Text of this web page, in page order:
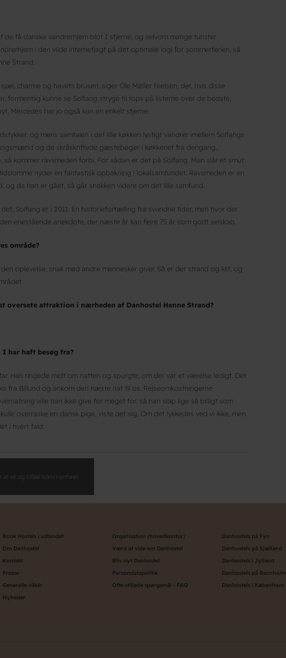
de få danske vandrerhjem blot 1 stjerne, og selvom mange turister
i den vilde internetjagt på det optimale logi for sommerferien, så
Strand.
charme og havets brusen, siger Ole Møller Nielsen, der, hvis disse
formentlig kunne se Solfang stryge til tops på listerne over de bedste,
Mercedes har jo også kun en enkelt stjerne.
og mens samtalen i det lille køkken lystigt vandrer imellem Solfangs
og de skråskriftede gæstebøger i køkkenet fra dengang,
så kommer ravsmeden forbi. For sådan er det på Solfang. Man slår et smut
nyder en fantastisk opbakning i lokalsamfundet. Ravsmeden er en
og da han er gået, så går snakken videre om det lille samfund.
Solfang er i 2011. En historiefortælling fra svundne tider, men hvor der
enestående anekdote, der næste år kan fejre 75 år som godt selskab.
område?
oplevelse, snak med andre mennesker giver. Så er der strand og klit, og
oversete attraktion i nærheden af Danhostel Henne Strand?
har haft besøg fra?
Han ringede midt om natten og spurgte, om der var et værelse ledigt. Det
fra Billund og ankom den næste nat til os. Rejseomkostningerne
ville han ikke give for meget for, så han slap lige så billigt som
overraske en dansk pige, viste det sig. Om det lykkedes ved vi ikke, men
i hvert fald.
at se og tilføje kommentarer.
Book Hostels i udlandet
Om Danhostel
Kontakt
Presse
Generelle vilkår
Nyheder
Organisation (hovedkontor)
Værd at vide om Danhostel
Bliv nyt Danhostel
Persondatapolitik
Ofte stillede spørgsmål - FAQ
Danhostels på Fyn
Danhostels på Sjælland
Danhostels i Jylland
Danhostels på Bornholm
Danhostels i København